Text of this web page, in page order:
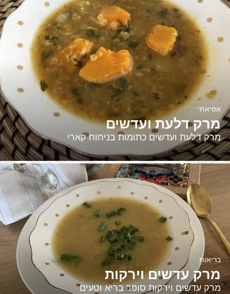
מרק דלעת ועדשים
אסיאתי
מרק דלעת ועדשים כתומות בניחוח קארי
מרק עדשים וירקות
בריאות
מרק עדשים וירקות סופר בריא וטעים